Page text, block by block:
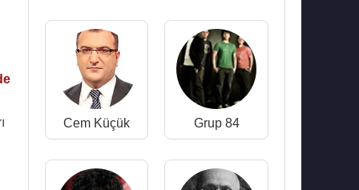
Cem Küçük Grup 84